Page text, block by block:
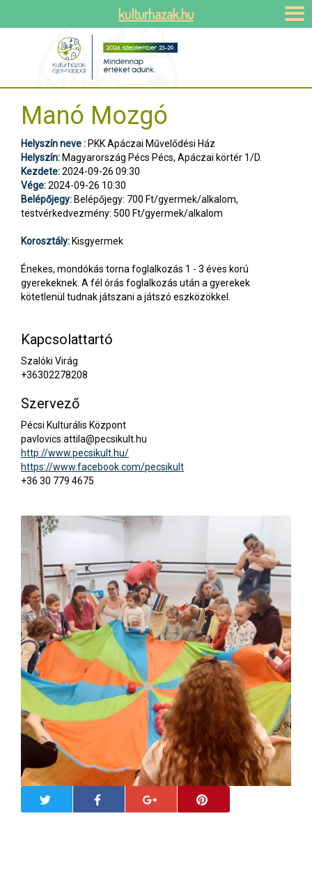
Manó Mozgó
Helyszín neve : PKK Apáczai Művelődési Ház
Helyszín: Magyarország Pécs Pécs, Apáczai körtér 1/D.
Kezdete:2024-09-26 09:30
Vége:2024-09-26 10:30
Belépőjegy: Belépőjegy: 700 Ft/gyermek/alkalom,
testvérkedvezmény: 500 Ft/gyermek/alkalom
Korosztály: Kisgyermek
Énekes, mondókás torna foglalkozás 1 - 3 éves korú
gyerekeknek. A fél órás foglalkozás után a gyerekek
kötetlenül tudnak játszani a játszó eszközökkel.
Kapcsolattartó
Szalóki Virág
+36302278208
Szervező
Pécsi Kulturális Központ
pavlovics.attila@pecsikult.hu
http://www.pecsikult.hu/
https://www.facebook.com/pecsikult
+36 30 779 4675
kulturhazak.hu